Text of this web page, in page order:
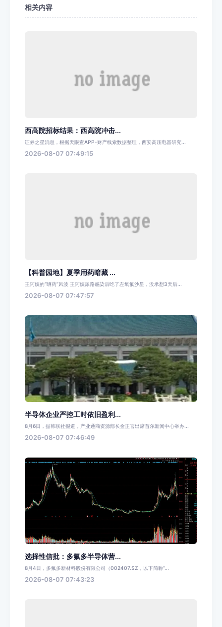
相关内容
西高院招标结果：西高院冲击...
证券之星消息，根据天眼查APP-财产线索数据整理，西安高压电器研究...
2026-08-07 07:49:15
【科普园地】夏季用药暗藏 ...
王阿姨的“晒药”风波 王阿姨尿路感染后吃了左氧氟沙星，没承想3天后...
2026-08-07 07:47:57
半导体企业严控工时依旧盈利...
8月6日，据韩联社报道，产业通商资源部长金正官出席首尔新闻中心举办...
2026-08-07 07:46:49
选择性信批：多氟多半导体营...
8月4日，多氟多新材料股份有限公司（002407.SZ，以下简称“...
2026-08-07 07:43:23